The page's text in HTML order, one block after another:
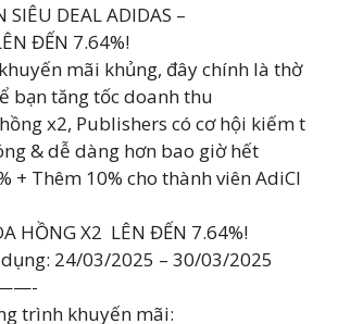
DEAL ADIDAS –
ĐẾN 7.64%!
mãi khủng, đây chính là thờ
bạn tăng tốc doanh thu
x2, Publishers có cơ hội kiếm t
& dễ dàng hơn bao giờ hết
+ Thêm 10% cho thành viên AdiCl
HỒNG X2 LÊN ĐẾN 7.64%!
24/03/2025 – 30/03/2025
trình khuyến mãi: